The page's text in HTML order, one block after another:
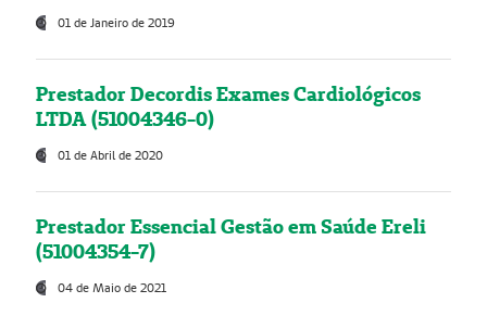
01 de Janeiro de 2019
Prestador Decordis Exames Cardiológicos
LTDA (51004346-0)
01 de Abril de 2020
Prestador Essencial Gestão em Saúde Ereli
(51004354-7)
04 de Maio de 2021